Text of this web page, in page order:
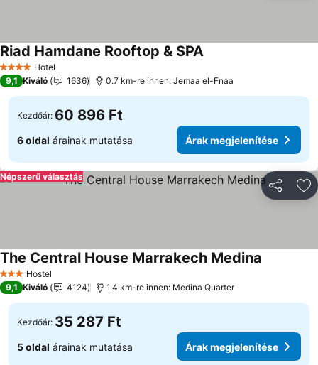
4 KategóriaHotel
Riad Hamdane Rooftop & SPA
9,1 Kiváló 1636 0.7 km-re innen: Jemaa el-Fnaa
Kezdőár: 60 896 Ft
6 oldal árainak mutatása Árak megjelenítése
Népszerű választás
3 Kategória
Hostel
The Central House Marrakech Medina
9,1 Kiváló 4124 1.4 km-re innen: Medina Quarter
Kezdőár: 35 287 Ft
5 oldal árainak mutatása Árak megjelenítése